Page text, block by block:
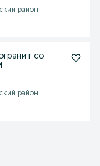
район
со
район